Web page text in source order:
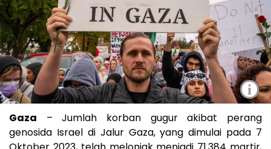
i
Gaza – Jumlah korban gugur akibat perang
genosida Israel di Jalur Gaza, yang dimulai pada 7